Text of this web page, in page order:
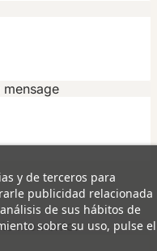
momento.
y de terceros para
publicidad relacionada
de sus hábitos de
sobre su uso, pulse el